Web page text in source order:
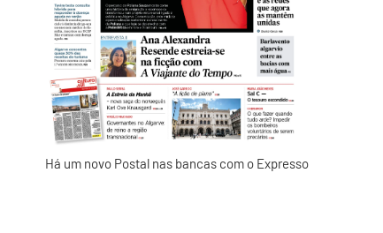
Há um novo Postal nas bancas com o Expresso